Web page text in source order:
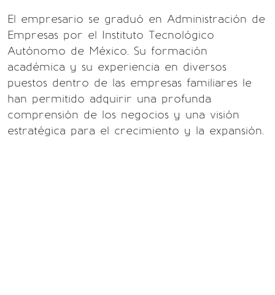
El empresario se graduó en Administración de
Empresas por el Instituto Tecnológico
Autónomo de México. Su formación
académica y su experiencia en diversos
puestos dentro de las empresas familiares le
han permitido adquirir una profunda
comprensión de los negocios y una visión
estratégica para el crecimiento y la expansión.